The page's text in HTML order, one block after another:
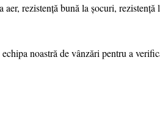
rezistență bună la șocuri, rezistență
noastră de vânzări pentru a